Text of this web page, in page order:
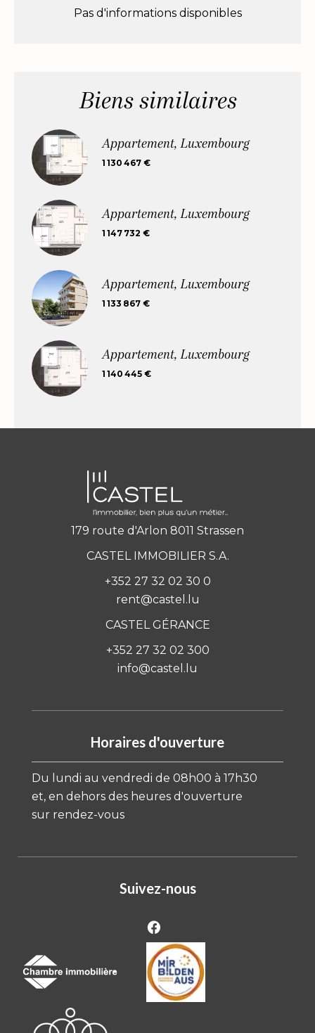
Pas d'informations disponibles
Biens similaires
Appartement, Luxembourg
1 130 467 €
Appartement, Luxembourg
1 147 732 €
Appartement, Luxembourg
1 133 867 €
Appartement, Luxembourg
1 140 445 €
179 route d'Arlon 8011 Strassen
CASTEL IMMOBILIER S.A.
+352 27 32 02 30 0
rent@castel.lu
CASTEL GÉRANCE
+352 27 32 02 300
info@castel.lu
Horaires d'ouverture
Du lundi au vendredi de 08h00 à 17h30
et, en dehors des heures d'ouverture
sur rendez-vous
Suivez-nous